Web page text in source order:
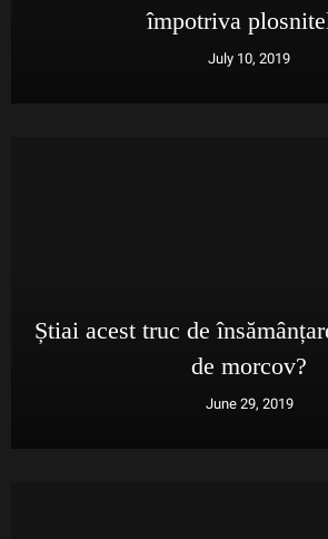
împotriva
July 10, 2019
Știai acest truc de
de morcov?
June 29, 2019